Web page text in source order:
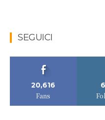
SEGUICI
20,616
Fans